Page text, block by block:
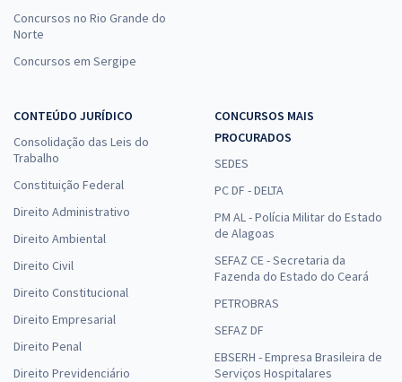
Concursos no Rio Grande do
Norte
Concursos em Sergipe
CONTEÚDO JURÍDICO
Consolidação das Leis do
Trabalho
Constituição Federal
Direito Administrativo
Direito Ambiental
Direito Civil
Direito Constitucional
Direito Empresarial
Direito Penal
Direito Previdenciário
CONCURSOS MAIS
PROCURADOS
SEDES
PC DF - DELTA
PM AL - Polícia Militar do Estado
de Alagoas
SEFAZ CE - Secretaria da
Fazenda do Estado do Ceará
PETROBRAS
SEFAZ DF
EBSERH - Empresa Brasileira de
Serviços Hospitalares